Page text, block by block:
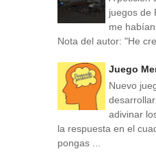
juegos de
me
Nota del autor: "He
Juego
Nuevo
adivinar
la respuesta en el
pongas ...